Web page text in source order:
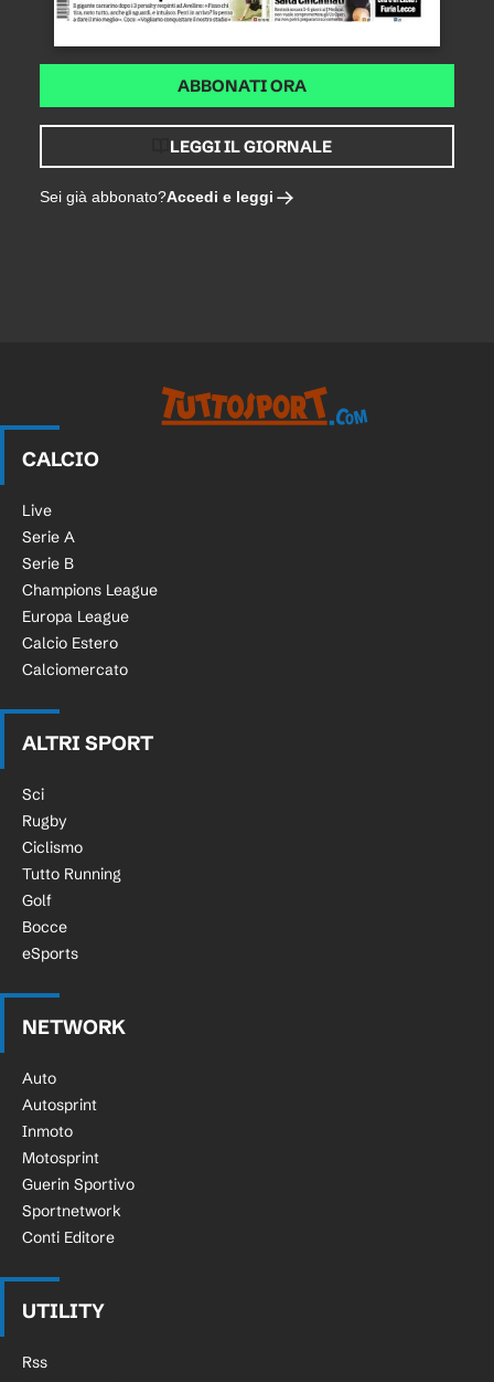
ABBONATI ORA
LEGGI IL GIORNALE
Sei già abbonato?Accedi e leggi
CALCIO
Live
Serie A
Serie B
Champions League
Europa League
Calcio Estero
Calciomercato
ALTRI SPORT
Sci
Rugby
Ciclismo
Tutto Running
Golf
Bocce
eSports
NETWORK
Auto
Autosprint
Inmoto
Motosprint
Guerin Sportivo
Sportnetwork
Conti Editore
UTILITY
Rss